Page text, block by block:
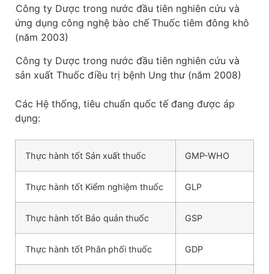
Công ty Dược trong nước đầu tiên nghiên cứu và
ứng dụng công nghệ bào chế Thuốc tiêm đông khô
(năm 2003)
Công ty Dược trong nước đầu tiên nghiên cứu và
sản xuất Thuốc điều trị bệnh Ung thư (năm 2008)
Các Hệ thống, tiêu chuẩn quốc tế đang được áp
dụng:
Thực hành tốt Sản xuất thuốc GMP-WHO
Thực hành tốt Kiểm nghiệm thuốc GLP
Thực hành tốt Bảo quản thuốc GSP
Thực hành tốt Phân phối thuốc GDP